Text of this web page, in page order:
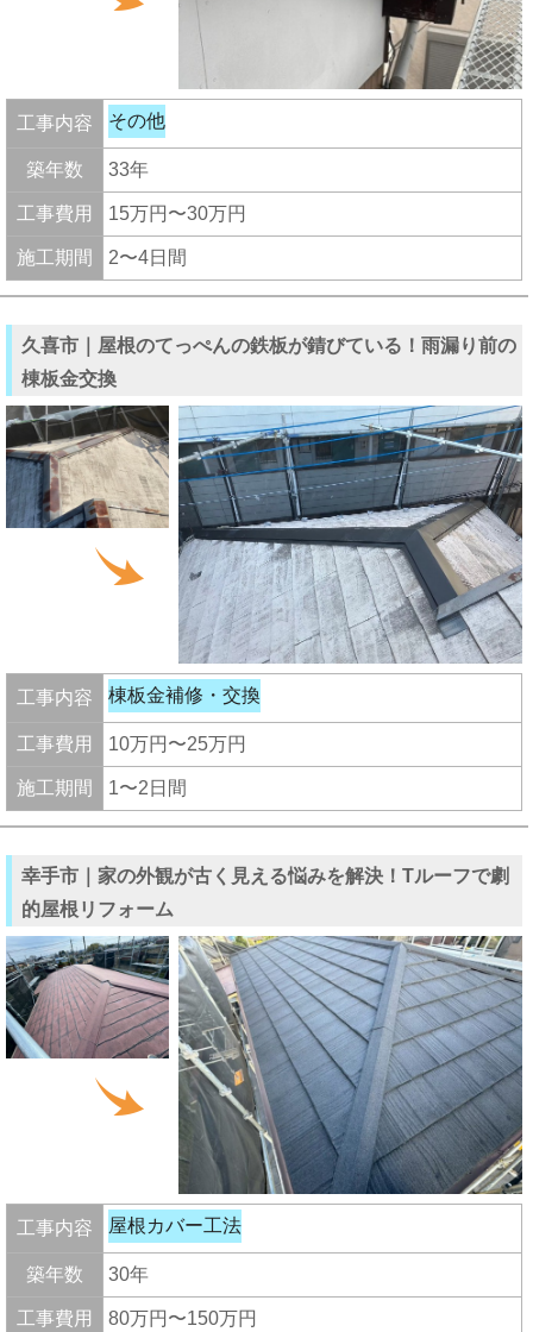
工事内容 その他
築年数 33年
工事費用 15万円〜30万円
施工期間 2〜4日間
久喜市｜屋根のてっぺんの鉄板が錆びている！雨漏り前の
棟板金交換
工事内容 棟板金補修・交換
工事費用 10万円〜25万円
施工期間 1〜2日間
幸手市｜家の外観が古く見える悩みを解決！Tルーフで劇
的屋根リフォーム
工事内容 屋根カバー工法
築年数 30年
工事費用 80万円〜150万円